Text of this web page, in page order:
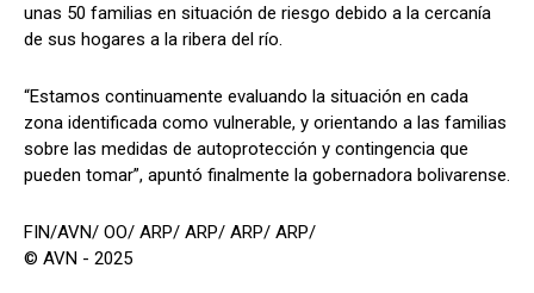
unas 50 familias en situación de riesgo debido a la cercanía
de sus hogares a la ribera del río.
“Estamos continuamente evaluando la situación en cada
zona identificada como vulnerable, y orientando a las familias
sobre las medidas de autoprotección y contingencia que
pueden tomar”, apuntó finalmente la gobernadora bolivarense.
FIN/AVN/ OO/ ARP/ ARP/ ARP/ ARP/
© AVN - 2025